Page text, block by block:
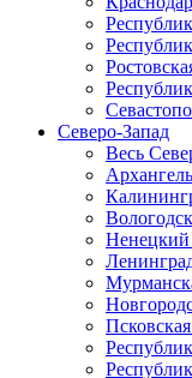
Северо-Запад
Весь
Ненецкий